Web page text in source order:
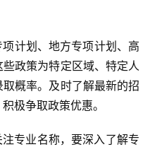
项计划、地方专项计划、高
政策为特定区域、特定人
概率。及时了解最新的招
极争取政策优惠。
专业名称，要深入了解专